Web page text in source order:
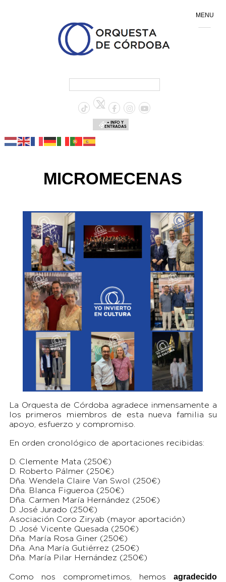
+ INFO Y
ENTRADAS
MICROMECENAS
La Orquesta de Córdoba agradece inmensamente a
los primeros miembros de esta nueva familia su
apoyo, esfuerzo y compromiso.
En orden cronológico de aportaciones recibidas:
D. Clemente Mata (250€)
D. Roberto Pálmer (250€)
Dña. Wendela Claire Van Swol (250€)
Dña. Blanca Figueroa (250€)
Dña. Carmen María Hernández (250€)
D. José Jurado (250€)
Asociación Coro Ziryab (mayor aportación)
D. José Vicente Quesada (250€)
Dña. María Rosa Giner (250€)
Dña. Ana María Gutiérrez (250€)
Dña. María Pilar Hernández (250€)
Como nos comprometimos, hemosagradecido
MENU